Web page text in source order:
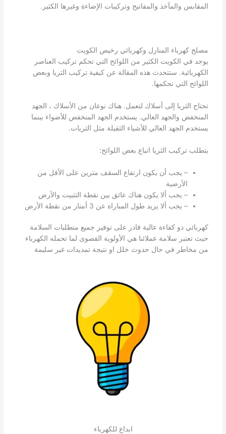
المقابس والمآخذ والمفاتيح وتركيبات الإضاءة وغيرها الكثير.
مصلح كهرباء المنازل وكهربائي رخيص الكويت
يوجد في الكويت الكثير من اللوائح التي تحكم تركيب العناصر
الكهربائية. ستتحدث هذه المقالة عن كيفية تركيب الثريا وبعض
اللوائح التي تحكمها.
تحتاج الثريا إلى أسلاك لتعمل. هناك نوعان من الأسلاك ، الجهد
المنخفض والجهد العالي. يستخدم الجهد المنخفض للأضواء بينما
يستخدم الجهد العالي للأشياء الثقيلة مثل الثريات.
يتطلب تركيب الثريا اتباع بعض اللوائح:
– يجب أن يكون ارتفاع السقف مترين على الأقل من
الأرضية
– يجب ألا يكون هناك عائق بين نقطة التثبيت والأرض
– يجب ألا يزيد طول المباراة عن 3 أمتار من نقطة الأرض
كهربائي ذو كفاءة عالية قادر على توفير جميع متطلبات السلامة
حيث تعتبر سلامة عملائنا هي الأولوية القصوى لما تحمله الكهرباء
من مخاطر في حال حدوث خلل او نتيجة تمديدات غير سليمة
ابداع للكهرباء